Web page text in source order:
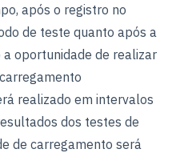
após o registro no
de teste quanto após a
oportunidade de realizar
realizado em intervalos
dos testes de
de carregamento será